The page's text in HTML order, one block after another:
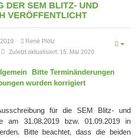
DER SEM BLITZ- UND
VERÖFFENTLICHT
René Plötz
Zuletzt aktualisiert: 15. Mai 2020
Bitte Terminänderungen
wurden korrigiert
für die SEM Blitz- und
am 31.08.2019 bzw. 01.09.2019 in
Bitte beachtet, dass die beiden